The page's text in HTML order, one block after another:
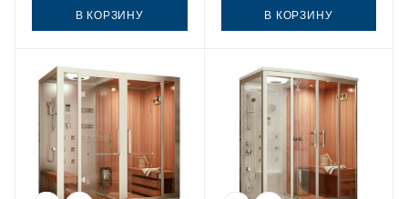
В КОРЗИНУ В КОРЗИНУ